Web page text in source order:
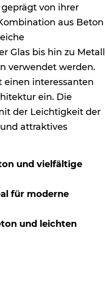
geprägt von ihrer
aus Beton
Glas bis hin zu Metall
verwendet werden.
einen interessanten
ein. Die
der Leichtigkeit der
attraktives
und vielfältige
für moderne
und leichten